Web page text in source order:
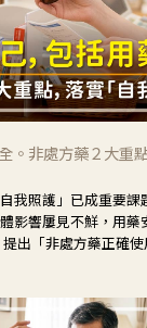
。非處方藥２大重
我照護」已成重要
影響屢見不鮮，用藥
出「非處方藥正確